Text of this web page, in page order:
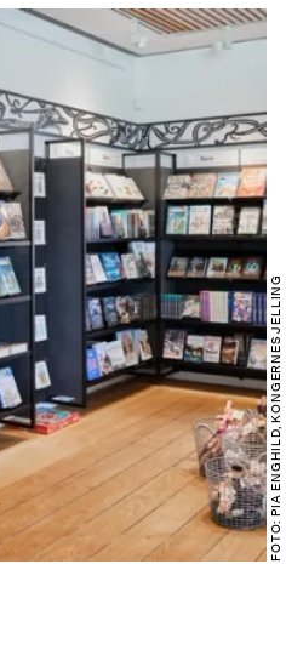
FOTO: PIA ENGHILD, KONGERNES JELLING